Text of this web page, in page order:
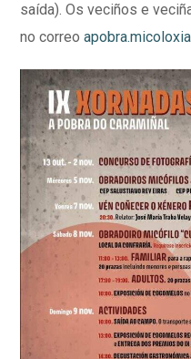
saída). Os veciños e
no correo